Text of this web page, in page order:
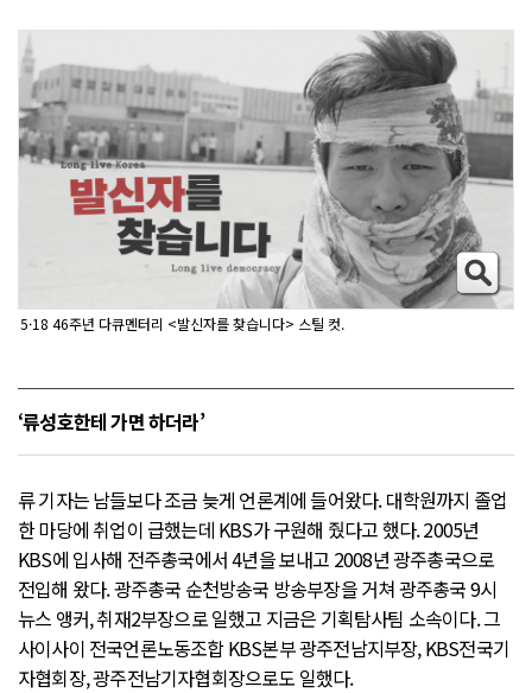
5·18 46주년 다큐멘터리 <발신자를 찾습니다> 스틸 컷.
‘류성호한테 가면 하더라’
류 기자는 남들보다 조금 늦게 언론계에 들어왔다. 대학원까지 졸업
한 마당에 취업이 급했는데 KBS가 구원해 줬다고 했다. 2005년
KBS에 입사해 전주총국에서 4년을 보내고 2008년 광주총국으로
전입해 왔다. 광주총국 순천방송국 방송부장을 거쳐 광주총국 9시
뉴스 앵커, 취재2부장으로 일했고 지금은 기획탐사팀 소속이다. 그
사이사이 전국언론노동조합 KBS본부 광주전남지부장, KBS전국기
자협회장, 광주전남기자협회장으로도 일했다.